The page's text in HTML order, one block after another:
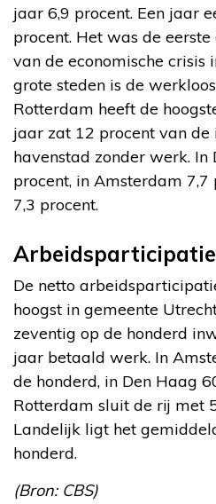
jaar 6,9 procent. Een jaar
procent. Het was de
van de economische crisis
grote steden is de
Rotterdam heeft de
jaar zat 12 procent van de
havenstad zonder werk.
procent, in Amsterdam
7,3 procent.
Arbeidsparticipatie
De netto
hoogst in gemeente
zeventig op de honderd
jaar betaald werk. In
de honderd, in Den Haag
Rotterdam sluit de rij met
Landelijk ligt het
honderd.
(Bron: CBS)